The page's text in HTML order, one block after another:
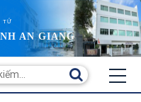
TỬ
AN GIANG